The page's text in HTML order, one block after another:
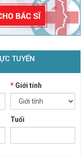
TUYẾN
*Giới tính
Tuổi